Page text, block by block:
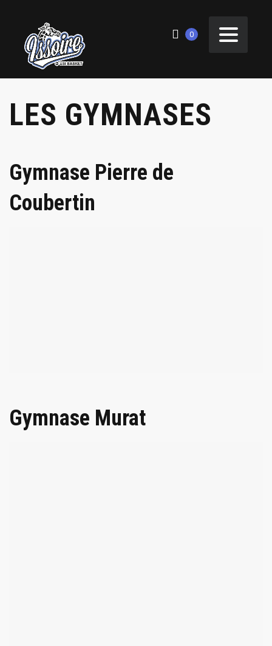
0
LES GYMNASES
Gymnase Pierre de
Coubertin
Gymnase Murat